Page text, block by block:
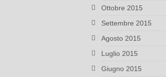
Ottobre 2015
Settembre 2015
Agosto 2015
Luglio 2015
Giugno 2015